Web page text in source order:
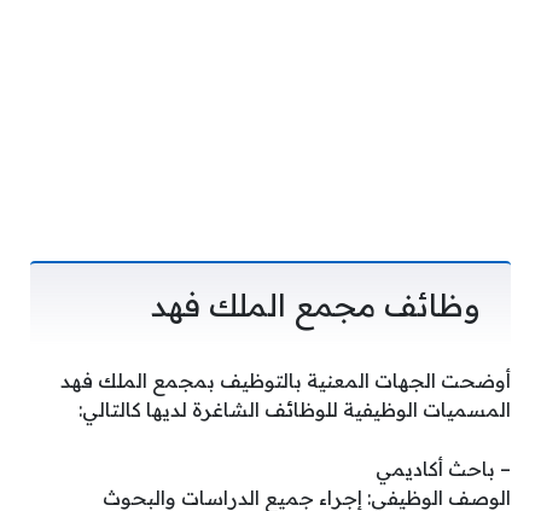
وظائف مجمع الملك فهد
أوضحت الجهات المعنية بالتوظيف بمجمع الملك فهد
المسميات الوظيفية للوظائف الشاغرة لديها كالتالي:
– باحث أكاديمي
الوصف الوظيفي: إجراء جميع الدراسات والبحوث